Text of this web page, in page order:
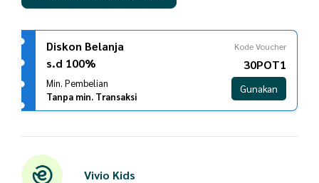
Diskon Belanja
s.d 100%
Min. Pembelian
Tanpa min. Transaksi
Kode Voucher
30POT1
Gunakan
Vivio Kids